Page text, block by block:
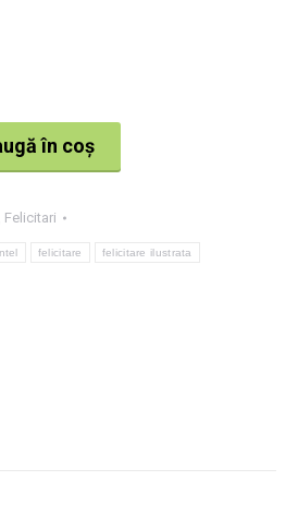
în coș
Felicitari
felicitare felicitare ilustrata